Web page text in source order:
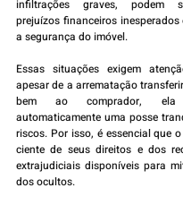
infiltrações graves, podem
prejuízos financeiros inesperados
a segurança do imóvel.
Essas situações exigem
apesar de a arrematação
bem ao comprador,
automaticamente uma posse
riscos. Por isso, é essencial que
ciente de seus direitos e dos
extrajudiciais disponíveis para
dos ocultos.